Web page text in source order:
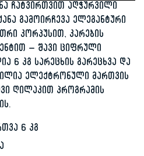
ჩატვირთვით აღჭურვილი
გამოირჩევა ელეგანტური
კორპუსით, კარების
– შავი ციფრული
6 კგ სარეცხის გარეცხვა და
ელექტრონული მართვის
ღილაკით პროგრამის
6 კგ